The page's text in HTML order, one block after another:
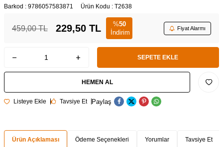
Barkod : 9786057583871 Ürün Kodu : T2638
459,00TL 229,50 TL %50
İndirim
Fiyat Alarmı
SEPETE EKLE
HEMEN AL
Listeye Ekle Tavsiye Et Paylaş
Ürün Açıklaması Ödeme Seçenekleri Yorumlar Tavsiye Et